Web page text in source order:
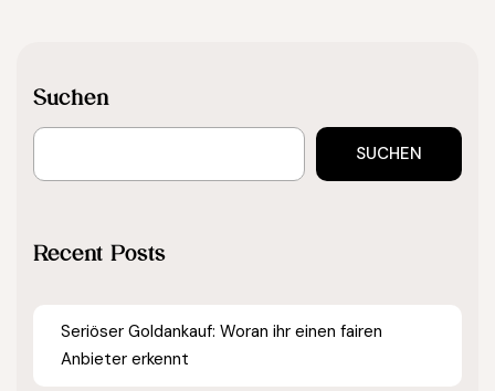
Suchen
SUCHEN
Recent Posts
Seriöser Goldankauf: Woran ihr einen fairen
Anbieter erkennt